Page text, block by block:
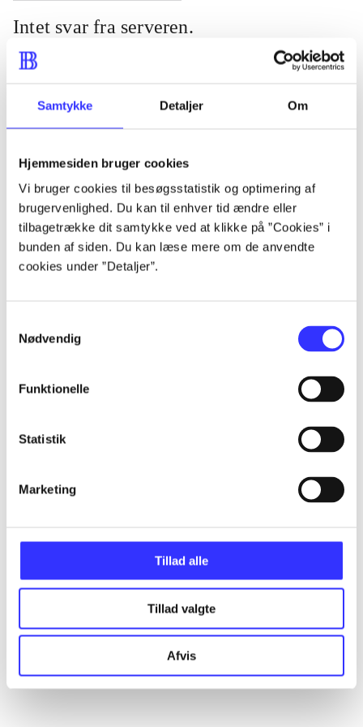
Samtykke Detaljer Om
Hjemmesiden bruger cookies
Vi bruger cookies til besøgsstatistik og optimering af
brugervenlighed. Du kan til enhver tid ændre eller
tilbagetrække dit samtykke ved at klikke på ”Cookies” i
bunden af siden. Du kan læse mere om de anvendte
cookies under ”Detaljer”.
Nødvendig
Funktionelle
Statistik
Marketing
Tillad alle
Tillad valgte
Afvis
Intet svar fra serveren.
Serveren svarer ikke. Prøv at genindlæse siden eller se om der er
fejlbeskeder på DBC kundeservice.